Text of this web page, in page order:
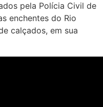
pela Polícia Civil de
enchentes do Rio
calçados, em sua